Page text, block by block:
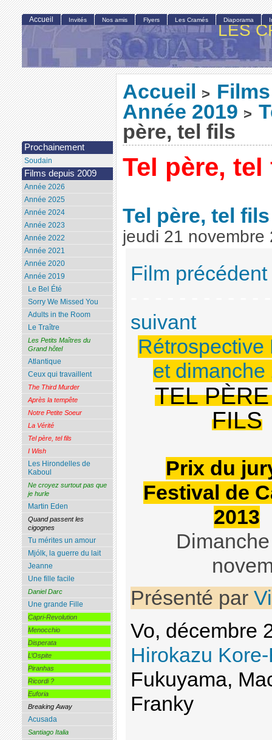
LES
Accueil >
Année 2019 >
père, tel fils
Tel père,
Tel père, tel fils
jeudi 21 novembre
Film précédent
suivant
Rétrospective
et
TEL
FILS
Prix du
Festival de
2013
Présenté par
Vo, décembre
Hirokazu
Fukuyama,
Franky
Accueil Invités Nos amis Flyers Les Cramés Diaporama
Prochainement
Soudain
Films depuis 2009
Année 2026
Année 2025
Année 2024
Année 2023
Année 2022
Année 2021
Année 2020
Année 2019
Le Bel Été
Sorry We Missed You
Adults in the Room
Le Traître
Les Petits Maîtres du
Grand hôtel
Atlantique
Ceux qui travaillent
The Third Murder
Après la tempête
Notre Petite Soeur
La Vérité
Tel père, tel fils
I Wish
Les Hirondelles de
Kaboul
Ne croyez surtout pas que
je hurle
Martin Eden
Quand passent les
cigognes
Tu mérites un amour
Mjólk, la guerre du lait
Jeanne
Une fille facile
Daniel Darc
Une grande Fille
Capri-Revolution
Menocchio
Disperata
L’Ospite
Piranhas
Ricordi ?
Euforia
Breaking Away
Acusada
Santiago Italia